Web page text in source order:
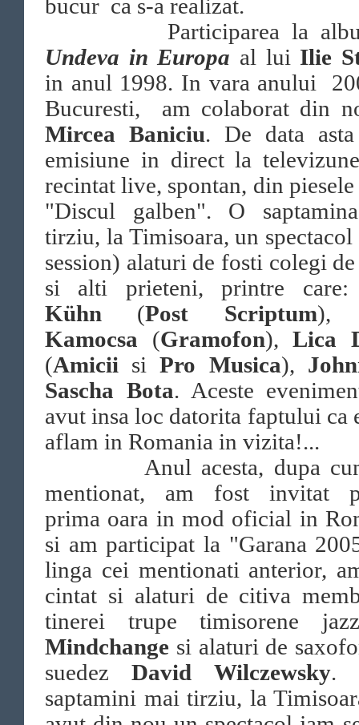
bucur ca s-a realizat.
Participarea la
Undeva in Europa al lui Ilie
in anul 1998. In vara anului
Bucuresti, am colaborat din
Mircea Baniciu. De data
emisiune in direct la
recintat live, spontan, din piesele
"Discul galben". O
tirziu, la Timisoara, un
session) alaturi de fosti colegi
si alti prieteni, printre
Kühn (Post Scriptum
Kamocsa (Gramofon),Lica
(Amicii siPro Musica),
Sascha Bota. Aceste
avut insa loc datorita faptului ca
aflam in Romania in vizita!...
Anul acesta, dupa
mentionat, am fost invitat
prima oara in mod oficial in
si am participat la "Garana
linga cei mentionati anterior,
cintat si alaturi de citiva
tinerei trupe timisorene
Mindchange si alaturi de
suedezDavid Wilczewsky.
saptamini mai tirziu, la